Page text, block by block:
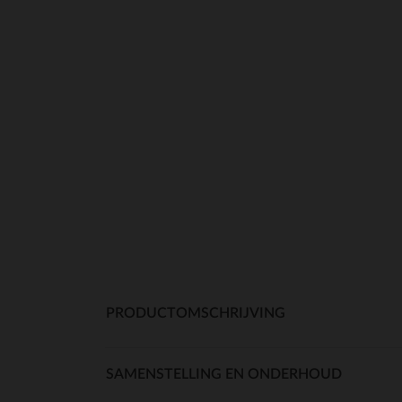
PRODUCTOMSCHRIJVING
SAMENSTELLING EN ONDERHOUD